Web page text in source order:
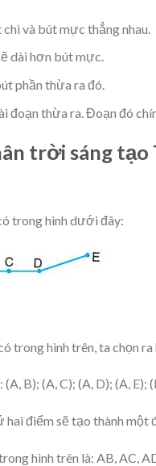
và bút mực thẳng nhau.
dài hơn bút mực.
phần thừa ra đó.
đoạn thừa ra. Đoạn đó
trời sáng
trong hình dưới đây:
trong hình trên, ta chọn ra
B); (A, C); (A, D); (A, E);
hai điểm sẽ tạo thành một
hình trên là: AB, AC,